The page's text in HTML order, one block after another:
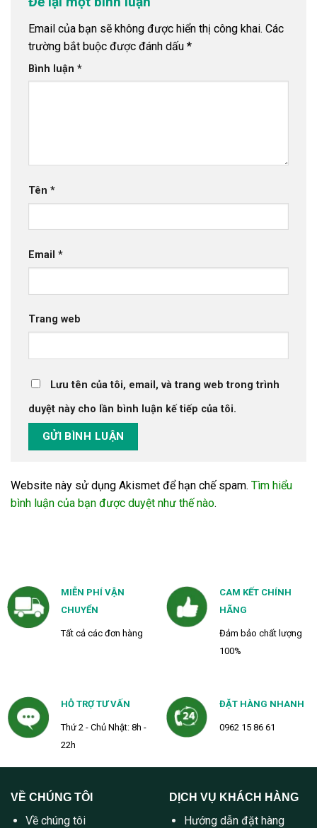
Email của bạn sẽ không được hiển thị công khai. Các
trường bắt buộc được đánh dấu *
Bình luận *
Tên *
Email *
Trang web
Lưu tên của tôi, email, và trang web trong trình
duyệt này cho lần bình luận kế tiếp của tôi.
Website này sử dụng Akismet để hạn chế spam. Tìm hiểu
bình luận của bạn được duyệt như thế nào.
MIỄN PHÍ VẬN
CHUYỂN
Tất cả các đơn hàng
CAM KẾT CHÍNH
HÃNG
Đảm bảo chất lượng
100%
HỖ TRỢ TƯ VẤN
Thứ 2 - Chủ Nhật: 8h -
22h
ĐẶT HÀNG NHANH
0962 15 86 61
VỀ CHÚNG TÔI
Về chúng tôi
DỊCH VỤ KHÁCH HÀNG
Hướng dẫn đặt hàng